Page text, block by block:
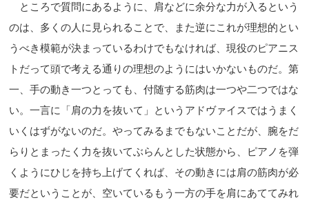
ところで質問にあるように、肩などに余分な力が入るという
のは、多くの人に見られることで、また逆にこれが理想的とい
うべき模範が決まっているわけでもなければ、現役のピアニス
トだって頭で考える通りの理想のようにはいかないものだ。第
一、手の動き一つとっても、付随する筋肉は一つや二つではな
い。一言に「肩の力を抜いて」というアドヴァイスではうまく
いくはずがないのだ。やってみるまでもないことだが、腕をだ
らりとまったく力を抜いてぶらんとした状態から、ピアノを弾
くようにひじを持ち上げてくれば、その動きには肩の筋肉が必
要だということが、空いているもう一方の手を肩にあててみれ